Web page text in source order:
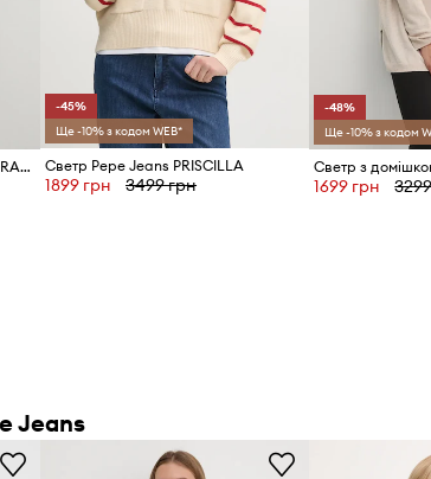
Бавовняний светр Pepe Jeans GRACE LOGO
-45%
Ще -10% з кодом WEB*
Светр Pepe Jeans PRISCILLA
1899 грн 3499 грн
-48%
Ще -10% з кодом
1699 грн
Jeans